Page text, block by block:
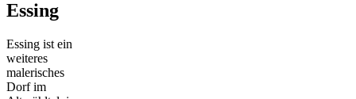
Essing
Essing ist ein
weiteres
malerisches
Dorf im